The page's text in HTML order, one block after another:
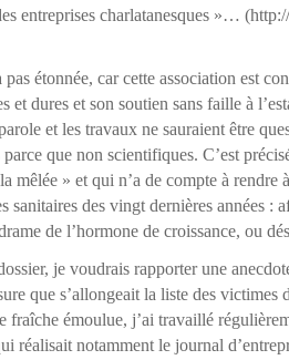
entreprises charlatanesques »…
étonnée, car cette association est
et dures et son soutien sans faille à
et les travaux ne sauraient être
que non scientifiques. C’est
mêlée » et qui n’a de compte à rendre
sanitaires des vingt dernières années :
de l’hormone de croissance, ou
je voudrais rapporter une
que s’allongeait la liste des victimes
fraîche émoulue, j’ai travaillé
réalisait notamment le journal